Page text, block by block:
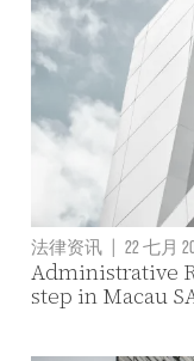
法律资讯 | 22 七月
Administrative
step in Macau